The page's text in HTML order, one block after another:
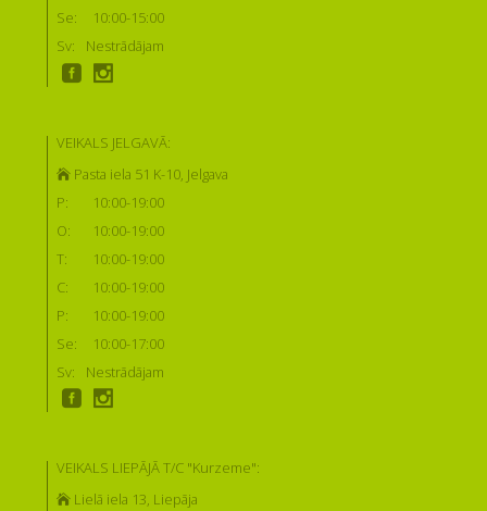
Se:
10:00-15:00
Sv:
Nestrādājam
VEIKALS JELGAVĀ:
Pasta iela 51 K-10, Jelgava
P:
10:00-19:00
O:
10:00-19:00
T:
10:00-19:00
C:
10:00-19:00
P:
10:00-19:00
Se:
10:00-17:00
Sv:
Nestrādājam
VEIKALS LIEPĀJĀ T/C "Kurzeme":
Lielā iela 13, Liepāja